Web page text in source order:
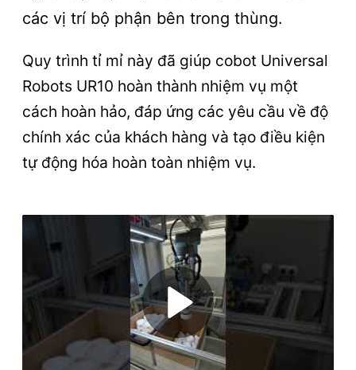
các vị trí bộ phận bên trong thùng.
Quy trình tỉ mỉ này đã giúp cobot Universal
Robots UR10 hoàn thành nhiệm vụ một
cách hoàn hảo, đáp ứng các yêu cầu về độ
chính xác của khách hàng và tạo điều kiện
tự động hóa hoàn toàn nhiệm vụ.
Play
Video